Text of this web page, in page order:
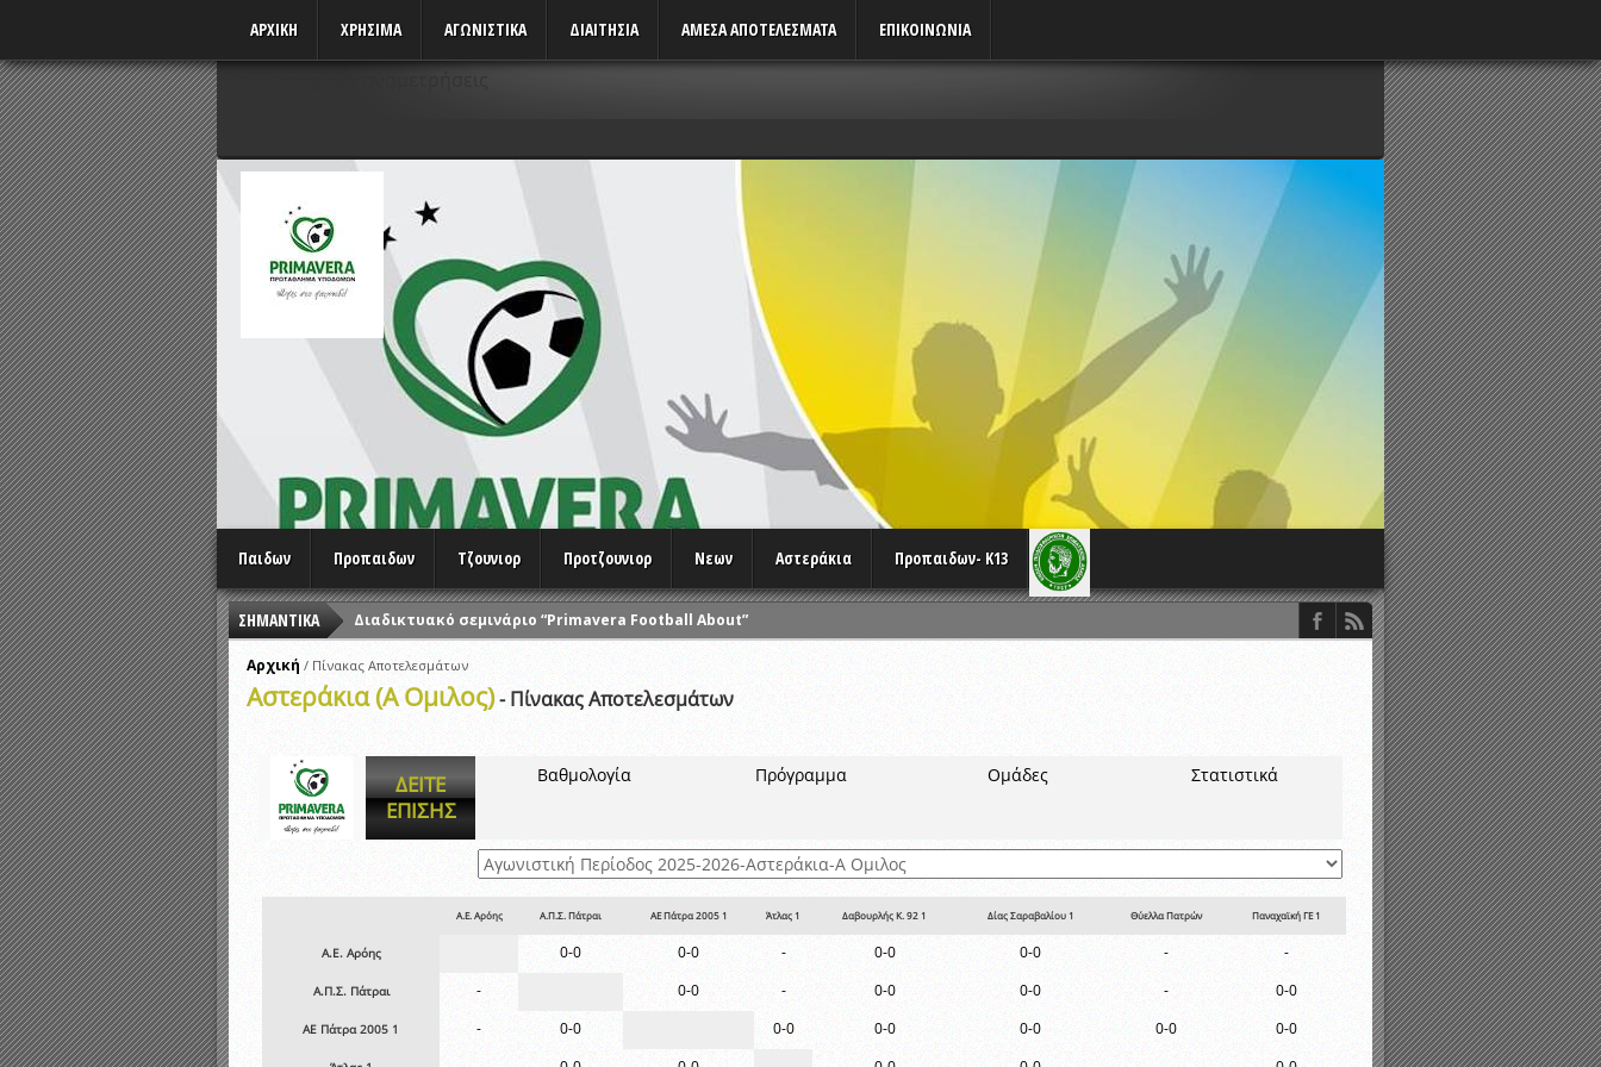
ΑΡΧΙΚΗ ΧΡΗΣΙΜΑ ΑΓΩΝΙΣΤΙΚΆ ΔΙΑΙΤΗΣΙΑ ΑΜΕΣΑ ΑΠΟΤΕΛΕΣΜΑΤΑ ΕΠΙΚΟΙΝΩΝΙΑ
Παιδων Προπαιδων Τζουνιορ Προτζουνιορ Νεων Αστεράκια Προπαιδων- K13
ΣΗΜΑΝΤΙΚΑ
Διαδικτυακό σεμινάριο “Primavera Football About”
ΑΝΑΒΟΛΗ ΟΛΩΝ ΤΩΝ ΑΓΩΝΩΝ
ΦΕΣΤΙΒΑΛ ΑΘΛΗΤΙΚΩΝ ΑΚΑΔΗΜΙΩΝ ΟΠΑΠ
Εορταστικές εκδηλώσεις σε συνεργασία με την ΠΑΕ Παναχαϊκή
ΠΡΟΓΡΑΜΜΑ ΤΕΧΝΟΜΕΤΡΙΑΣ ATHLOMETRIX
Ώρες έναρξης αγώνων Πρωταθλημάτων
Αρχική / Πίνακας Αποτελεσμάτων
Αστεράκια (Α Ομιλος)- Πίνακας Αποτελεσμάτων
ΔΕΙΤΕ
ΕΠΙΣΗΣ
Βαθμολογία Πρόγραμμα Ομάδες Στατιστικά
Α.Ε. Αρόης Α.Π.Σ. Πάτραι ΑΕ Πάτρα 2005 1 Άτλας 1 Δαβουρλής Κ. 92 1 Δίας Σαραβαλίου 1 Θύελλα Πατρών Παναχαϊκή ΓΕ 1
Α.Ε. Αρόης 0-0 0-0 - 0-0 0-0 - -
Α.Π.Σ. Πάτραι - 0-0 - 0-0 0-0 - 0-0
ΑΕ Πάτρα 2005 1 - 0-0 0-0 0-0 0-0 0-0 0-0